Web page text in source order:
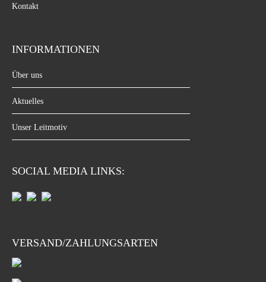
Kontakt
INFORMATIONEN
Über uns
Aktuelles
Unser Leitmotiv
SOCIAL MEDIA LINKS:
VERSAND/ZAHLUNGSARTEN